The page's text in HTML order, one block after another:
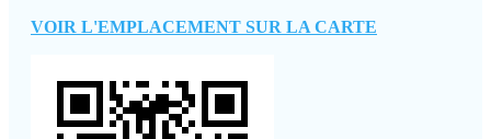
VOIR L'EMPLACEMENT SUR LA CARTE